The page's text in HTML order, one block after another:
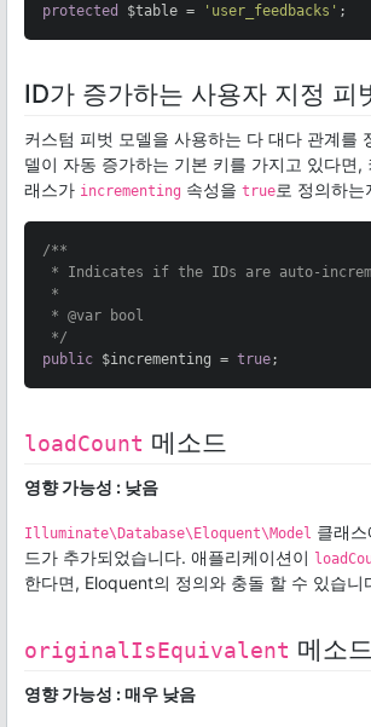
protected
$table = 'user_feedbacks' ;
ID가 증가하는 사용자 지정 피
커스텀 피벗 모델을 사용하는 다 대다 관계를
델이 자동 증가하는 기본 키를 가지고 있다면,
래스가 incrementing 속성을 true로 정의하
/**
* Indicates if the IDs are auto-
*
* @var bool
*/
public $incrementing = true;
loadCount 메소드
영향 가능성 : 낮음
Illuminate\Database\Eloquent\Model 클래스
드가 추가되었습니다. 애플리케이션이
한다면, Eloquent의 정의와 충돌 할 수 있습니
originalIsEquivalent 메소드
영향 가능성 : 매우 낮음